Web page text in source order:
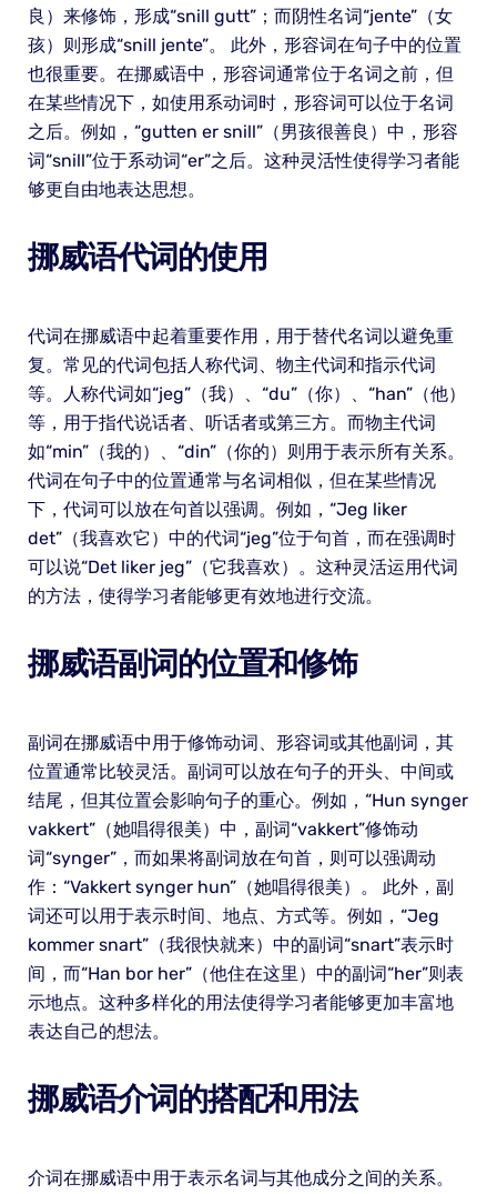
良）来修饰，形成“snill gutt”；而阴性名词“jente”（女
孩）则形成“snill jente”。 此外，形容词在句子中的位置
也很重要。在挪威语中，形容词通常位于名词之前，但
在某些情况下，如使用系动词时，形容词可以位于名词
之后。例如，“gutten er snill”（男孩很善良）中，形容
词“snill”位于系动词“er”之后。这种灵活性使得学习者能
够更自由地表达思想。
挪威语代词的使用
代词在挪威语中起着重要作用，用于替代名词以避免重
复。常见的代词包括人称代词、物主代词和指示代词
等。人称代词如“jeg”（我）、“du”（你）、“han”（他）
等，用于指代说话者、听话者或第三方。而物主代词
如“min”（我的）、“din”（你的）则用于表示所有关系。
代词在句子中的位置通常与名词相似，但在某些情况
下，代词可以放在句首以强调。例如，“Jeg liker
det”（我喜欢它）中的代词“jeg”位于句首，而在强调时
可以说“Det liker jeg”（它我喜欢）。这种灵活运用代词
的方法，使得学习者能够更有效地进行交流。
挪威语副词的位置和修饰
副词在挪威语中用于修饰动词、形容词或其他副词，其
位置通常比较灵活。副词可以放在句子的开头、中间或
结尾，但其位置会影响句子的重心。例如，“Hun synger
vakkert”（她唱得很美）中，副词“vakkert”修饰动
词“synger”，而如果将副词放在句首，则可以强调动
作：“Vakkert synger hun”（她唱得很美）。 此外，副
词还可以用于表示时间、地点、方式等。例如，“Jeg
kommer snart”（我很快就来）中的副词“snart”表示时
间，而“Han bor her”（他住在这里）中的副词“her”则表
示地点。这种多样化的用法使得学习者能够更加丰富地
表达自己的想法。
挪威语介词的搭配和用法
介词在挪威语中用于表示名词与其他成分之间的关系。